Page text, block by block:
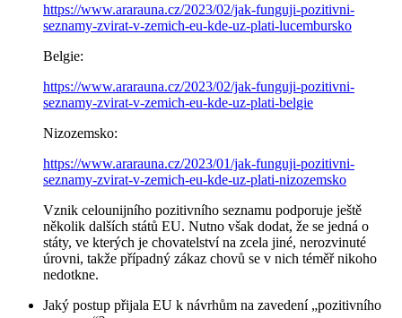
https://www.ararauna.cz/2023/02/jak-funguji-pozitivni-
seznamy-zvirat-v-zemich-eu-kde-uz-plati-lucembursko
Belgie:
https://www.ararauna.cz/2023/02/jak-funguji-pozitivni-
seznamy-zvirat-v-zemich-eu-kde-uz-plati-belgie
Nizozemsko:
https://www.ararauna.cz/2023/01/jak-funguji-pozitivni-
seznamy-zvirat-v-zemich-eu-kde-uz-plati-nizozemsko
Vznik celounijního pozitivního seznamu podporuje ještě
několik dalších států EU. Nutno však dodat, že se jedná o
státy, ve kterých je chovatelství na zcela jiné, nerozvinuté
úrovni, takže případný zákaz chovů se v nich téměř nikoho
nedotkne.
Jaký postup přijala EU k návrhům na zavedení „pozitivního